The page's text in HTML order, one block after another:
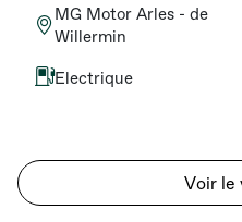
MG Motor Arles - de
Willermin
Electrique
Voir le